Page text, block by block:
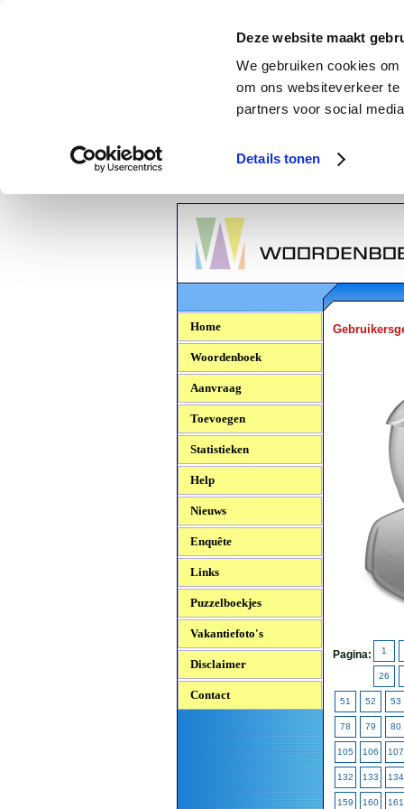
Deze website maakt
We gebruiken cookies
om ons websiteverkeer
partners voor social
Details tonen
Woordenboek.NU
Home
Woordenboek
Aanvraag
Toevoegen
Statistieken
Help
Nieuws
Enquête
Links
Puzzelboekjes
Vakantiefoto's
Disclaimer
Contact
Pagina: 1
26
51 52 53
78 79 80
105 106 107
132 133 134
159 160 161